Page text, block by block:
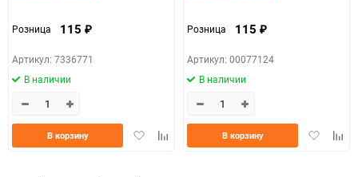
Розница 115 ₽
Артикул: 7336771
В наличии
ДобавитьДобавить
В корзину
Розница 115 ₽
Артикул: 00077124
В наличии
Добавить
В корзину